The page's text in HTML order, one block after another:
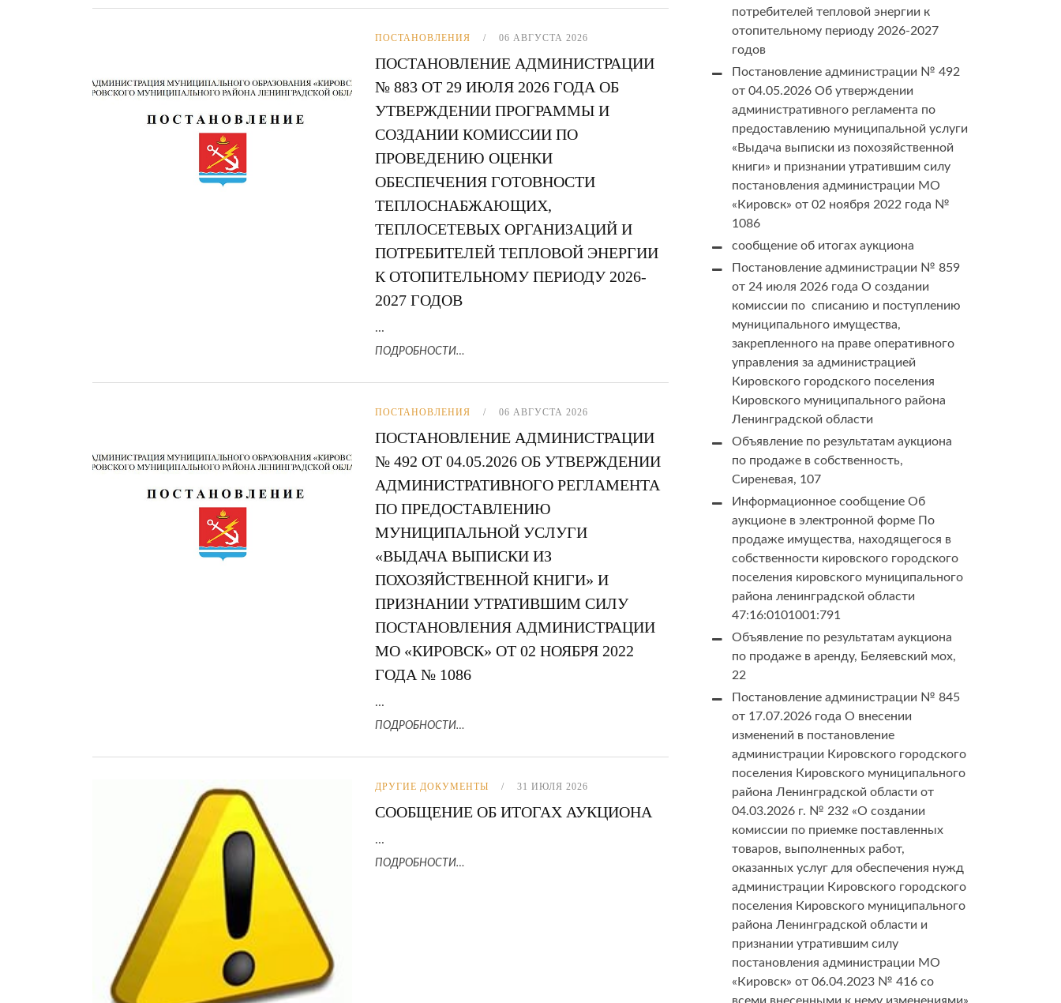
ПОСТАНОВЛЕНИЯ 06 АВГУСТА 2026
ПОСТАНОВЛЕНИЕ АДМИНИСТРАЦИИ
№ 883 ОТ 29 ИЮЛЯ 2026 ГОДА ОБ
УТВЕРЖДЕНИИ ПРОГРАММЫ И
СОЗДАНИИ КОМИССИИ ПО
ПРОВЕДЕНИЮ ОЦЕНКИ
ОБЕСПЕЧЕНИЯ ГОТОВНОСТИ
ТЕПЛОСНАБЖАЮЩИХ,
ТЕПЛОСЕТЕВЫХ ОРГАНИЗАЦИЙ И
ПОТРЕБИТЕЛЕЙ ТЕПЛОВОЙ ЭНЕРГИИ
К ОТОПИТЕЛЬНОМУ ПЕРИОДУ 2026-
2027 ГОДОВ
...
ПОДРОБНОСТИ…
ПОСТАНОВЛЕНИЯ 06 АВГУСТА 2026
ПОСТАНОВЛЕНИЕ АДМИНИСТРАЦИИ
№ 492 ОТ 04.05.2026 ОБ УТВЕРЖДЕНИИ
АДМИНИСТРАТИВНОГО РЕГЛАМЕНТА
ПО ПРЕДОСТАВЛЕНИЮ
МУНИЦИПАЛЬНОЙ УСЛУГИ
«ВЫДАЧА ВЫПИСКИ ИЗ
ПОХОЗЯЙСТВЕННОЙ КНИГИ» И
ПРИЗНАНИИ УТРАТИВШИМ СИЛУ
ПОСТАНОВЛЕНИЯ АДМИНИСТРАЦИИ
МО «КИРОВСК» ОТ 02 НОЯБРЯ 2022
ГОДА № 1086
...
ПОДРОБНОСТИ…
ДРУГИЕ ДОКУМЕНТЫ 31 ИЮЛЯ 2026
СООБЩЕНИЕ ОБ ИТОГАХ АУКЦИОНА
...
ПОДРОБНОСТИ…
потребителей тепловой энергии к
отопительному периоду 2026-2027
годов
Постановление администрации № 492
от 04.05.2026 Об утверждении
административного регламента по
предоставлению муниципальной услуги
«Выдача выписки из похозяйственной
книги» и признании утратившим силу
постановления администрации МО
«Кировск» от 02 ноября 2022 года №
1086
сообщение об итогах аукциона
Постановление администрации № 859
от 24 июля 2026 года О создании
комиссии по списанию и поступлению
муниципального имущества,
закрепленного на праве оперативного
управления за администрацией
Кировского городского поселения
Кировского муниципального района
Ленинградской области
Объявление по результатам аукциона
по продаже в собственность,
Сиреневая, 107
Информационное сообщение Об
аукционе в электронной форме По
продаже имущества, находящегося в
собственности кировского городского
поселения кировского муниципального
района ленинградской области
47:16:0101001:791
Объявление по результатам аукциона
по продаже в аренду, Беляевский мох,
22
Постановление администрации № 845
от 17.07.2026 года О внесении
изменений в постановление
администрации Кировского городского
поселения Кировского муниципального
района Ленинградской области от
04.03.2026 г. № 232 «О создании
комиссии по приемке поставленных
товаров, выполненных работ,
оказанных услуг для обеспечения нужд
администрации Кировского городского
поселения Кировского муниципального
района Ленинградской области и
признании утратившим силу
постановления администрации МО
«Кировск» от 06.04.2023 № 416 со